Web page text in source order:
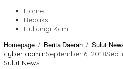
Home
Redaksi
Hubungi Kami
Homepage / Berita Daerah / Sulut
cyber adminSeptember 6, 2018
Sulut News